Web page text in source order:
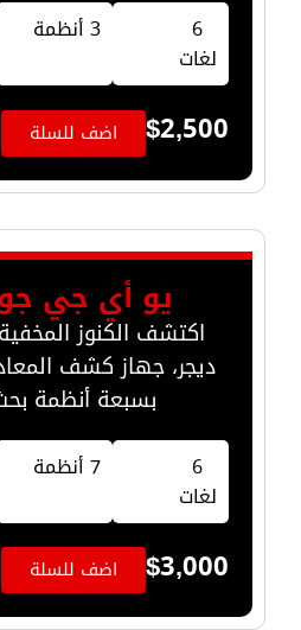
6
لغات
3 أنظمة
$2,500 اضف للسلة
يو أي جي
اكتشف الكنوز
ديجر، جهاز كشف
بسبعة أنظمة
6
لغات
7 أنظمة
$3,000 اضف للسلة